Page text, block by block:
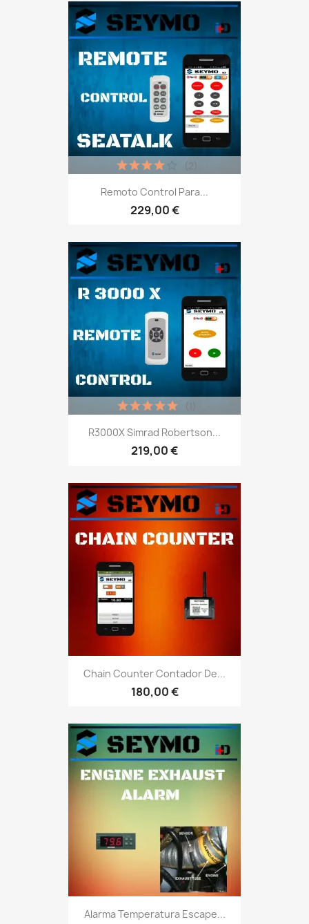
Remoto Control Para...
229,00 €
(2)
R3000X Simrad Robertson...
219,00 €
(1)
Chain Counter Contador De...
180,00 €
Alarma Temperatura Escape...